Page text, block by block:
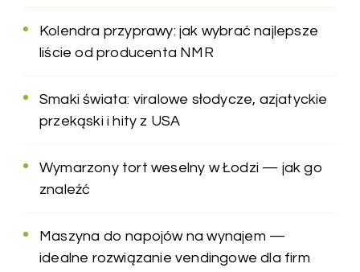
Kolendra przyprawy: jak wybrać najlepsze
liście od producenta NMR
Smaki świata: viralowe słodycze, azjatyckie
przekąski i hity z USA
Wymarzony tort weselny w Łodzi — jak go
znaleźć
Maszyna do napojów na wynajem —
idealne rozwiązanie vendingowe dla firm